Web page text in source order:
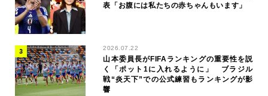
表「お腹には私たちの赤ちゃんもいます」
2026.07.22
山本委員長がFIFAランキングの重要性を説
く「ポット1に入れるように」 ブラジル
戦“炎天下”での公式練習もランキングが影
響